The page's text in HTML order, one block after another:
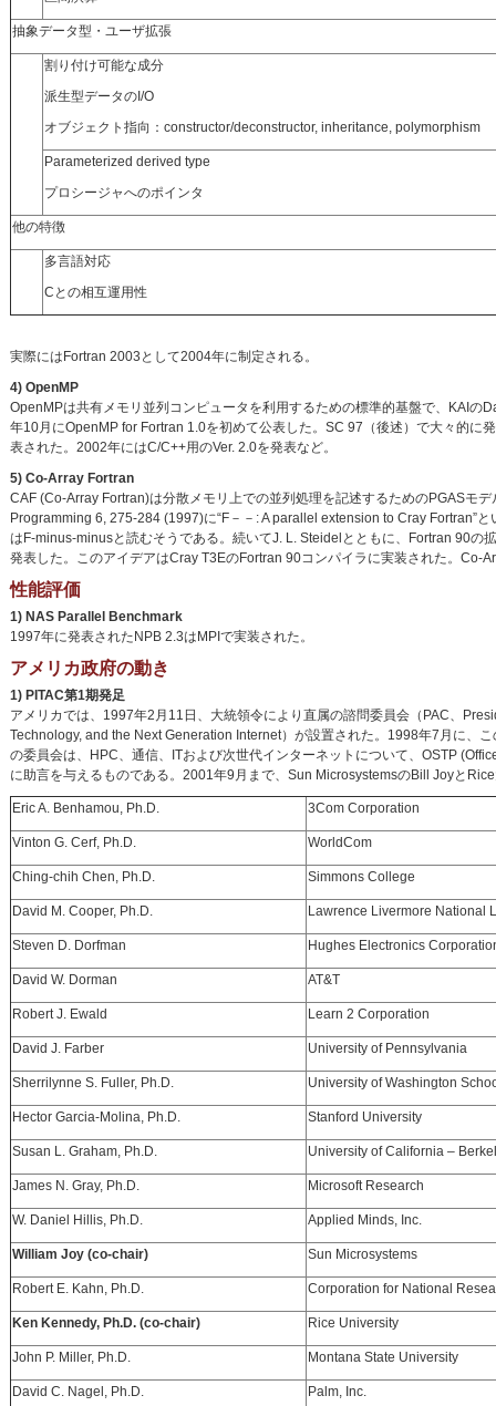
抽象データ型・ユーザ拡張
割り付け可能な成分
派生型データのI/O
オブジェクト指向：constructor/deconstructor, inheritance, polymorphism
Parameterized derived type
プロシージャへのポインタ
他の特徴
多言語対応
Cとの相互運用性
実際にはFortran 2003として2004年に制定される。
4) OpenMP
OpenMPは共有メモリ並列コンピュータを利用するための標準的基盤で、KAI
年10月にOpenMP for Fortran 1.0を初めて公表した。SC 97（後述）で大々的
表された。2002年にはC/C++用のVer. 2.0を発表など。
5) Co-Array Fortran
CAF (Co-Array Fortran)は分散メモリ上での並列処理を記述するためのPGASモ
Programming 6, 275-284 (1997)に“F－－: A parallel extension to Cray Fortran”
はF-minus-minusと読むそうである。続いてJ. L. Steidelとともに、Fortran 90の
発表した。このアイデアはCray T3EのFortran 90コンパイラに実装された。Co-
性能評価
1) NAS Parallel Benchmark
1997年に発表されたNPB 2.3はMPIで実装された。
アメリカ政府の動き
1) PITAC第1期発足
アメリカでは、1997年2月11日、大統領令により直属の諮問委員会（PAC、
Technology, and the Next Generation Internet）が設置された。1998年7月に、
の委員会は、HPC、通信、ITおよび次世代インターネットについて、OSTP
に助言を与えるものである。2001年9月まで、Sun MicrosystemsのBill Joyと
Eric A. Benhamou, Ph.D. 3Com Corporation
Vinton G. Cerf, Ph.D. WorldCom
Ching-chih Chen, Ph.D. Simmons College
David M. Cooper, Ph.D. Lawrence Livermore National
Steven D. Dorfman Hughes Electronics
David W. Dorman AT&T
Robert J. Ewald Learn 2 Corporation
David J. Farber University of Pennsylvania
Sherrilynne S. Fuller, Ph.D. University of Washington
Hector Garcia-Molina, Ph.D. Stanford University
Susan L. Graham, Ph.D. University of California –
James N. Gray, Ph.D. Microsoft Research
W. Daniel Hillis, Ph.D. Applied Minds, Inc.
William Joy (co-chair) Sun Microsystems
Robert E. Kahn, Ph.D. Corporation for National
Ken Kennedy, Ph.D. (co-chair) Rice University
John P. Miller, Ph.D. Montana State University
David C. Nagel, Ph.D. Palm, Inc.